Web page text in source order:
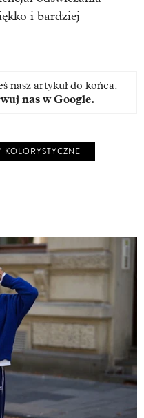
i bardziej
nasz artykuł do końca.
nas w Google.
KOLORYSTYCZNE